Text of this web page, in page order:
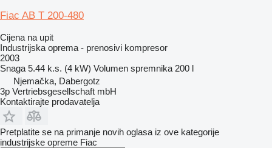
Fiac AB T 200-480
Cijena na upit
Industrijska oprema - prenosivi kompresor
2003
Snaga 5.44 k.s. (4 kW) Volumen spremnika 200 l
Njemačka, Dabergotz
3p Vertriebsgesellschaft mbH
Kontaktirajte prodavatelja
Pretplatite se na primanje novih oglasa iz ove kategorije
industrijske opreme Fiac